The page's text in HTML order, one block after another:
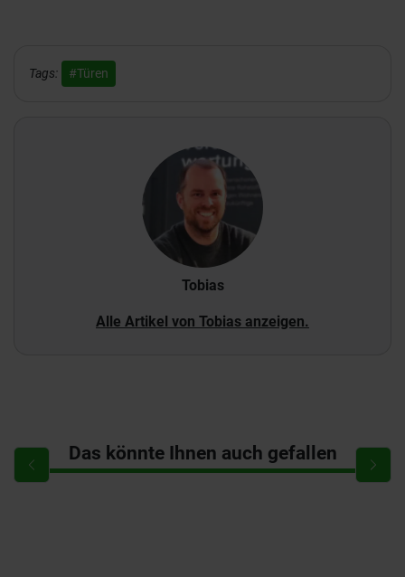
Tags: #Türen
Tobias
Alle Artikel von Tobias anzeigen.
Das könnte Ihnen auch gefallen